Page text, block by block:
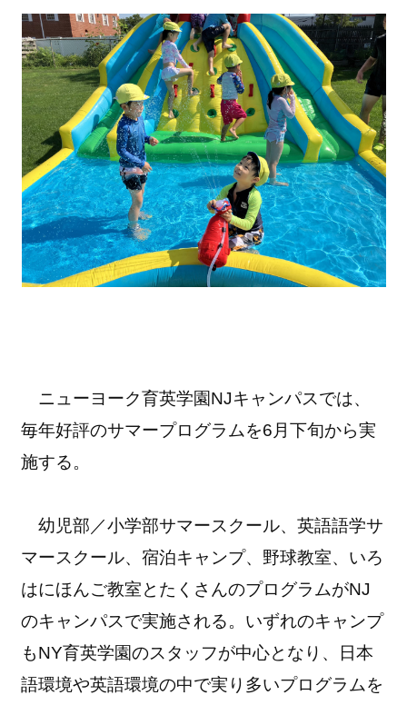
ニューヨーク育英学園NJキャンパスでは、
毎年好評のサマープログラムを6月下旬から実
施する。
幼児部／小学部サマースクール、英語語学サ
マースクール、宿泊キャンプ、野球教室、いろ
はにほんご教室とたくさんのプログラムがNJ
のキャンパスで実施される。いずれのキャンプ
もNY育英学園のスタッフが中心となり、日本
語環境や英語環境の中で実り多いプログラムを